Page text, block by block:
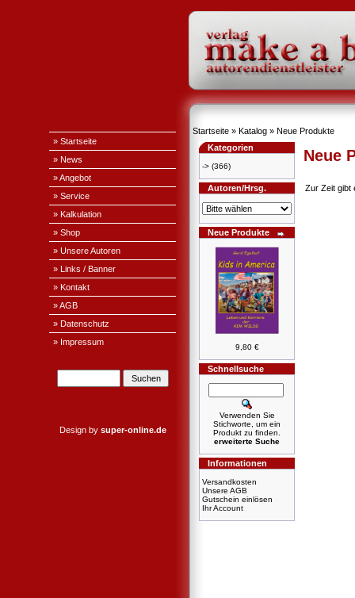
» Startseite
» News
» Angebot
» Service
» Kalkulation
» Shop
» Unsere Autoren
» Links / Banner
» Kontakt
» AGB
» Datenschutz
» Impressum
Design by super-online.de
Startseite » Katalog » Neue Produkte
Kategorien
-> (366)
Autoren/Hrsg.
Neue Produkte
9,80 €
Schnellsuche
Verwenden Sie
Stichworte, um ein
Produkt zu finden.
erweiterte Suche
Informationen
Versandkosten
Unsere AGB
Gutschein einlösen
Ihr Account
Neue
Zur Zeit gibt